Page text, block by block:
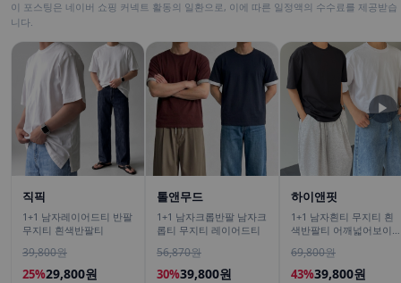
이 포스팅은 네이버 쇼핑 커넥트 활동의 일환으로, 이에 따른 일정액의 수수료를 제공받습
니다.
직픽
1+1 남자레이어드티 반팔
무지티 흰색반팔티
39,800원
25%29,800원
톨앤무드
1+1 남자크롭반팔 남자크
롭티 무지티 레이어드티
56,870원
30%39,800원
하이앤핏
1+1 남자흰티 무지티 흰
색반팔티 어깨넓어보이는
69,800원
43%39,800원
▶